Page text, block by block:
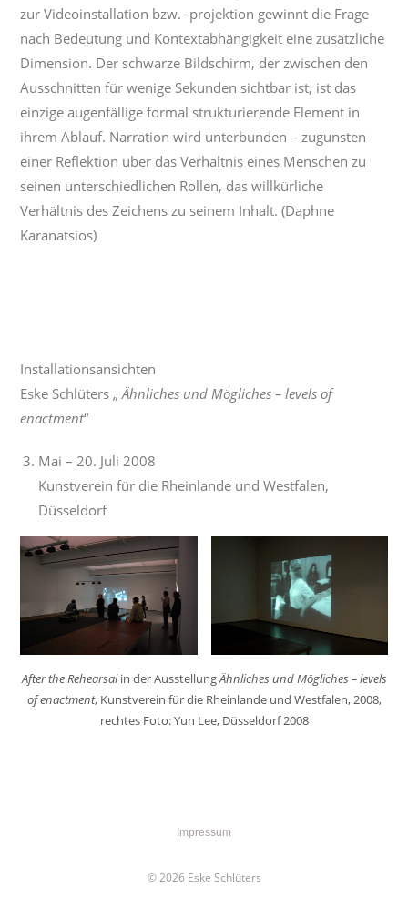
zur Videoinstallation bzw. -projektion gewinnt die Frage
nach Bedeutung und Kontextabhängigkeit eine zusätzliche
Dimension. Der schwarze Bildschirm, der zwischen den
Ausschnitten für wenige Sekunden sichtbar ist, ist das
einzige augenfällige formal strukturierende Element in
ihrem Ablauf. Narration wird unterbunden – zugunsten
einer Reflektion über das Verhältnis eines Menschen zu
seinen unterschiedlichen Rollen, das willkürliche
Verhältnis des Zeichens zu seinem Inhalt. (Daphne
Karanatsios)
Installationsansichten
Eske Schlüters „Ähnliches und Mögliches – levels of
enactment“
Mai – 20. Juli 2008
Kunstverein für die Rheinlande und Westfalen,
Düsseldorf
After the Rehearsalin der AusstellungÄhnliches und Mögliches – levels
of enactment, Kunstverein für die Rheinlande und Westfalen, 2008,
rechtes Foto: Yun Lee, Düsseldorf 2008
Impressum
© 2026 Eske Schlüters